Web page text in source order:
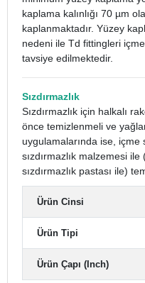
kaplama kalınlığı 70 µm
kaplanmaktadır. Yüzey
nedeni ile Td fittingleri
tavsiye edilmektedir.
Sızdırmazlık
Sızdırmazlık için halkalı
önce temizlenmeli ve
uygulamalarında ise, içme
sızdırmazlık malzemesi
sızdırmazlık pastası ile)
Ürün Cinsi
Ürün Tipi
Ürün Çapı (Inch)